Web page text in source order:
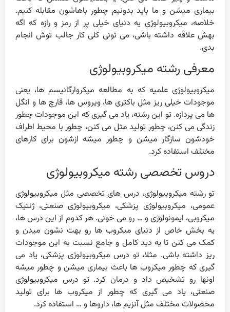
بیماری میشن و ما باید بدونیم چطور باهاشون مقابله کنیم.
خلاصه، میکروبیولوژی یه دنیای خیلی پر از رمز و رازه که اگه
بهش علاقه داشته باشی، می تونی کلی کار جالب توش انجام
بدی.
معرفی رشته میکروبیولوژی
میکروبیولوژی علمیه که به مطالعه میکروارگانیسم ها، یعنی
موجودات خیلی ریز مثل باکتری ها، ویروس ها، قارچ ها و انگل
ها می پردازه. تو این رشته، یاد می گیری که این موجودات چطور
زندگی می کنن، چطور تولید مثل می کنن، چطور با محیط اطراف
خودشون سازگار میشن و چطور میشه ازشون برای کارهای
مختلف استفاده کرد.
دروس تخصصی رشته میکروبیولوژی
تو رشته میکروبیولوژی، درس های تخصصی مثل میکروبیولوژی
عمومی، میکروبیولوژی پزشکی، میکروبیولوژی صنعتی، ژنتیک
میکروبی، ایمونولوژی و … رو می خونی. هر کدوم از این درس ها،
یه بخش خاص از دنیای میکروب ها رو بهت نشون میدن و
کمک می کنن تا یه دید کامل و جامع نسبت به این موجودات
ریز داشته باشی. مثلا، تو درس میکروبیولوژی پزشکی، یاد می
گیری که چطور میکروب ها باعث بیماری میشن و چطور میشه
اونها رو تشخیص داد و درمان کرد. تو درس میکروبیولوژی
صنعتی، یاد می گیری که چطور از میکروب ها برای تولید
محصولات مختلف مثل آنزیم ها، داروها و … استفاده کرد.